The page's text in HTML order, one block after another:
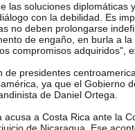
soluciones diplomáticas
con la debilidad. Es
no deben prolongarse
de engaño, en burla a
compromisos adquiridos",
presidentes
ya que el Gobierno
de Daniel Ortega.
a Costa Rica ante la